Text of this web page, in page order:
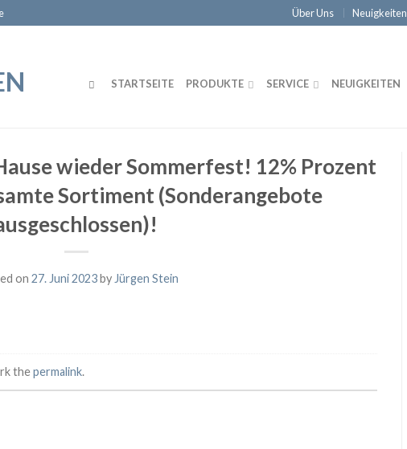
Über Uns Neuigkeiten
STARTSEITE PRODUKTE SERVICE NEUIGKEITEN
wieder Sommerfest! 12% Prozent
Sortiment (Sonderangebote
on 27. Juni 2023by Jürgen Stein
thepermalink.